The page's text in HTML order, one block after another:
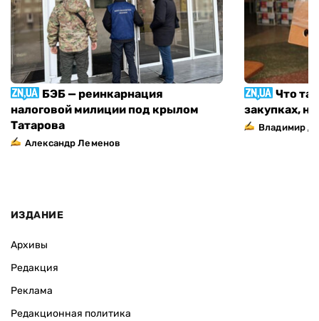
БЭБ — реинкарнация
налоговой милиции под крылом
Татарова
Александр Леменов
Что
закупках,
Владимир
ИЗДАНИЕ
Архивы
Редакция
Реклама
Редакционная политика